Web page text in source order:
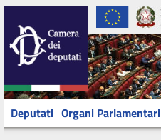
Deputati Organi Parlamentari